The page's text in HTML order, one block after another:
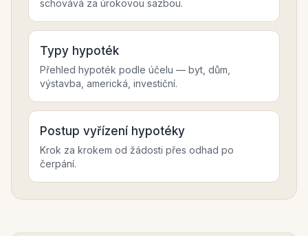
schovává za úrokovou sazbou.
Typy hypoték
Přehled hypoték podle účelu — byt, dům,
výstavba, americká, investiční.
Postup vyřízení hypotéky
Krok za krokem od žádosti přes odhad po
čerpání.